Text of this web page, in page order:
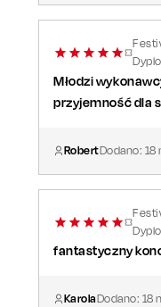
Młodzi
przyjemność dla
RobertDodano: 18
fantastyczny
KarolaDodano: 18